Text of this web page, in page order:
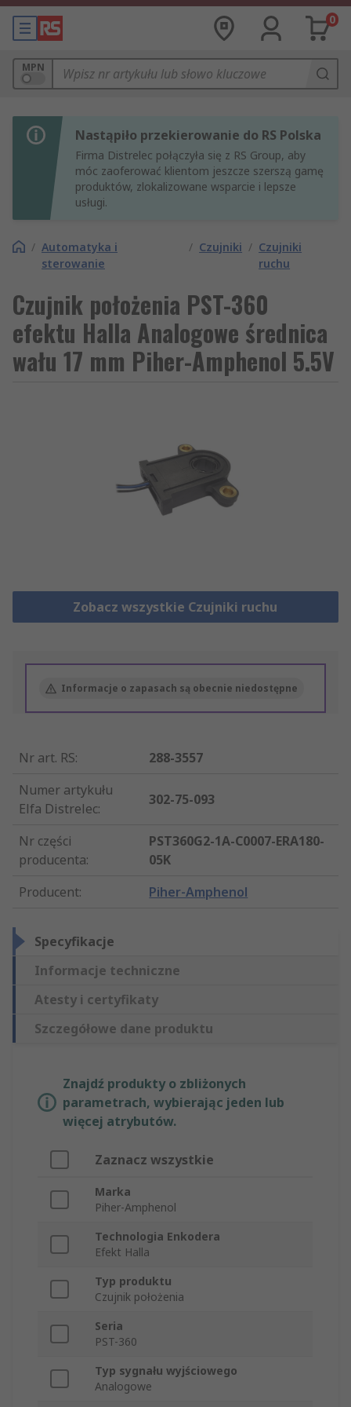
0
MPN
Nastąpiło przekierowanie do RS Polska
Firma Distrelec połączyła się z RS Group, aby
móc zaoferować klientom jeszcze szerszą gamę
produktów, zlokalizowane wsparcie i lepsze
usługi.
/ Automatyka i
sterowanie
/ Czujniki / Czujniki
ruchu
Czujnik położenia PST-360
efektu Halla Analogowe średnica
wału 17 mm Piher-Amphenol 5.5V
Zobacz wszystkie Czujniki ruchu
Informacje o zapasach są obecnie niedostępne
Nr art. RS:
288-3557
Numer artykułu
Elfa Distrelec:
302-75-093
Nr części
producenta:
PST360G2-1A-C0007-ERA180-
05K
Producent: Piher-Amphenol
Specyfikacje
Informacje techniczne
Atesty i certyfikaty
Szczegółowe dane produktu
Znajdź produkty o zbliżonych
parametrach, wybierając jeden lub
więcej atrybutów.
Zaznacz wszystkie
Marka
Piher-Amphenol
Technologia Enkodera
Efekt Halla
Typ produktu
Czujnik położenia
Seria
PST-360
Typ sygnału wyjściowego
Analogowe